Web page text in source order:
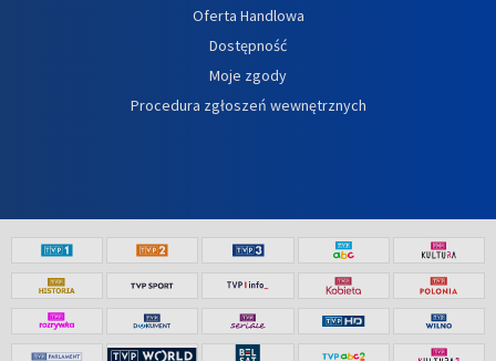
Oferta Handlowa
Dostępność
Moje zgody
Procedura zgłoszeń wewnętrznych